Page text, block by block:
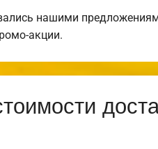
нашими
акции.